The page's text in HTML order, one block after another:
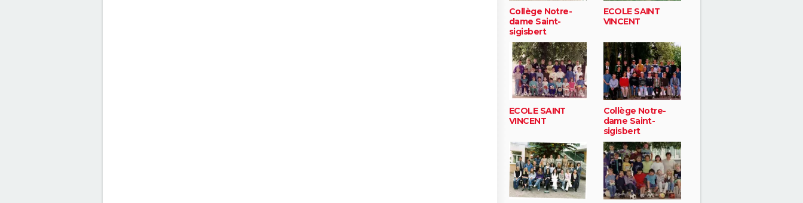
Collège Notre-
dame Saint-
sigisbert
ECOLE SAINT
VINCENT
ECOLE SAINT
VINCENT
Collège Notre-
dame Saint-
sigisbert